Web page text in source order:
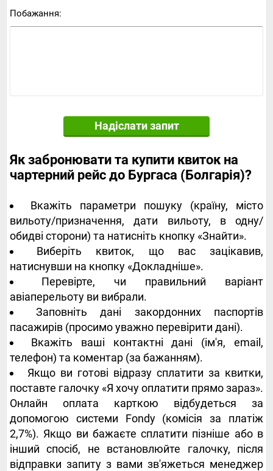
Побажання:
Надіслати запит
Як забронювати та купити квиток на
чартерний рейс до Бургаса (Болгарія)?
Вкажіть параметри пошуку (країну, місто
вильоту/призначення, дати вильоту, в одну/
обидві сторони) та натисніть кнопку «Знайти».
Виберіть квиток, що вас зацікавив,
натиснувши на кнопку «Докладніше».
Перевірте, чи правильний варіант
авіаперельоту ви вибрали.
Заповніть дані закордонних паспортів
пасажирів (просимо уважно перевірити дані).
Вкажіть ваші контактні дані (ім'я, email,
телефон) та коментар (за бажанням).
Якщо ви готові відразу сплатити за квитки,
поставте галочку «Я хочу оплатити прямо зараз».
Онлайн оплата карткою відбудеться за
допомогою системи Fondy (комісія за платіж
2,7%). Якщо ви бажаєте сплатити пізніше або в
інший спосіб, не встановлюйте галочку, після
відправки запиту з вами зв'яжеться менеджер